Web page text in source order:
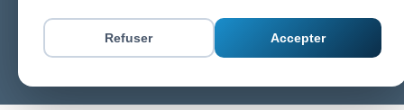
Refuser Accepter